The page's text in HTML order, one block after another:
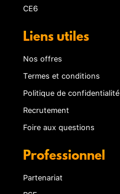
CE6
Liens utiles
Nos offres
Termes et conditions
Politique de confidentialité
Recrutement
Foire aux questions
Professionnel
Partenariat